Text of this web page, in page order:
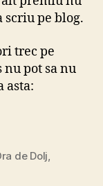
scriu pe blog.
trec pe
pot sa nu
asta:
de Dolj,